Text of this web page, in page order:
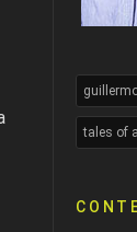
tales of